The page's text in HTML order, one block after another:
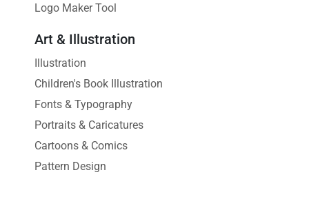
Logo Maker Tool
Art & Illustration
Illustration
Children's Book Illustration
Fonts & Typography
Portraits & Caricatures
Cartoons & Comics
Pattern Design